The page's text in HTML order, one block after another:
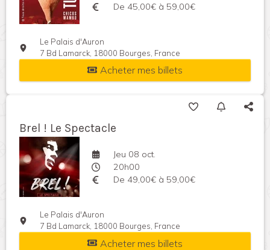
De 45,00€ à 59,00€
Le Palais d'Auron
7 Bd Lamarck, 18000 Bourges, France
Acheter mes billets
Brel ! Le Spectacle
Jeu 08 oct.
20h00
De 49,00€ à 59,00€
Le Palais d'Auron
7 Bd Lamarck, 18000 Bourges, France
Acheter mes billets